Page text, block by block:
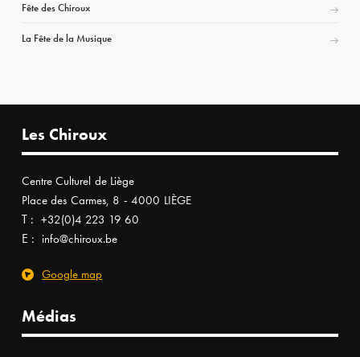
Fête des Chiroux
La Fête de la Musique
Les Chiroux
Centre Culturel de Liège
Place des Carmes, 8 - 4000 LIÈGE
T : +32(0)4 223 19 60
E : info@chiroux.be
Google map
Médias